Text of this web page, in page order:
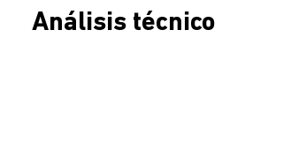
Análisis técnico